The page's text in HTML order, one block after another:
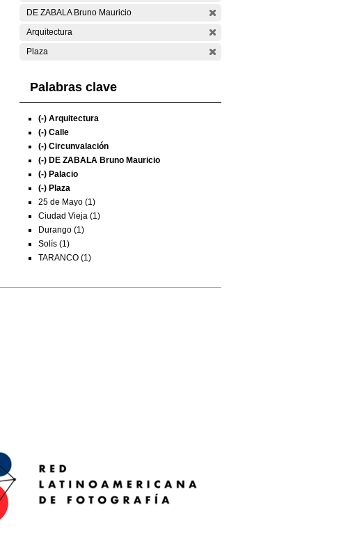
DE ZABALA Bruno Mauricio
Arquitectura
Plaza
Palabras clave
(-) Arquitectura
(-) Calle
(-) Circunvalación
(-) DE ZABALA Bruno Mauricio
(-) Palacio
(-) Plaza
25 de Mayo (1)
Ciudad Vieja (1)
Durango (1)
Solís (1)
TARANCO (1)